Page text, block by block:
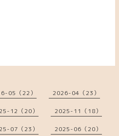
05（22） 2026-04（23）
12（20） 2025-11（18）
07（23） 2025-06（20）